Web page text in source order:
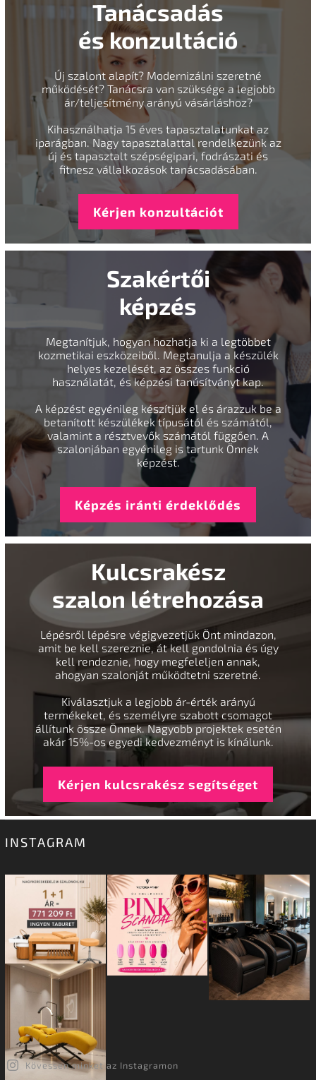
Tanácsadás
és konzultáció
Új szalont alapít? Modernizálni szeretné
működését? Tanácsra van szüksége a legjobb
ár/teljesítmény arányú vásárláshoz?
Kihasználhatja 15 éves tapasztalatunkat az
iparágban. Nagy tapasztalattal rendelkezünk az
új és tapasztalt szépségipari, fodrászati és
fitnesz vállalkozások tanácsadásában.
Kérjen konzultációt
Szakértői
képzés
Megtanítjuk, hogyan hozhatja ki a legtöbbet
kozmetikai eszközeiből. Megtanulja a készülék
helyes kezelését, az összes funkció
használatát, és képzési tanúsítványt kap.
A képzést egyénileg készítjük el és árazzuk be a
betanított készülékek típusától és számától,
valamint a résztvevők számától függően. A
szalonjában egyénileg is tartunk Önnek
képzést.
Képzés iránti érdeklődés
Kulcsrakész
szalon létrehozása
Lépésről lépésre végigvezetjük Önt mindazon,
amit be kell szereznie, át kell gondolnia és úgy
kell rendeznie, hogy megfeleljen annak,
ahogyan szalonját működtetni szeretné.
Kiválasztjuk a legjobb ár-érték arányú
termékeket, és személyre szabott csomagot
állítunk össze Önnek. Nagyobb projektek esetén
akár 15%-os egyedi kedvezményt is kínálunk.
Kérjen kulcsrakész segítséget
INSTAGRAM
Kövessen minket az Instagramon